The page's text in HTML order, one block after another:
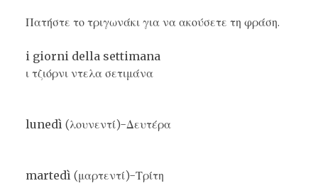
Πατήστε το τριγωνάκι για να ακούσετε τη φράση.
i giorni della settimana
ι τζιόρνι ντελα σετιμάνα
lunedì (λουνεντί)-Δευτέρα
martedì (μαρτεντί)-Τρίτη